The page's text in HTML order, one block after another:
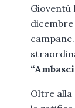
Gioventù
Oltre alla